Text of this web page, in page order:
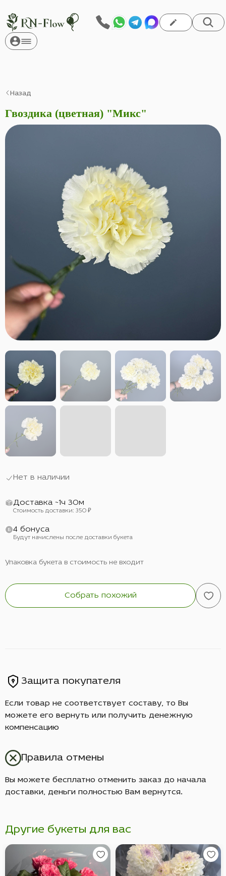
Назад
Гвоздика (цветная) "Микс"
Нет в наличии
Доставка ~1ч 30м
Стоимость доставки: 350 ₽
4 бонуса
Будут начислены после доставки букета
Упаковка букета в стоимость не входит
Собрать похожий
Защита покупателя
Если товар не соответствует составу, то Вы
можете его вернуть или получить денежную
компенсацию
Правила отмены
Вы можете бесплатно отменить заказ до начала
доставки, деньги полностью Вам вернутся.
Другие букеты для вас